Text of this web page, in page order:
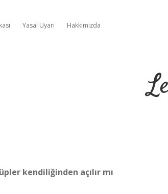
Yasal Uyarı Hakkımızda
kendiliğinden açılır mı